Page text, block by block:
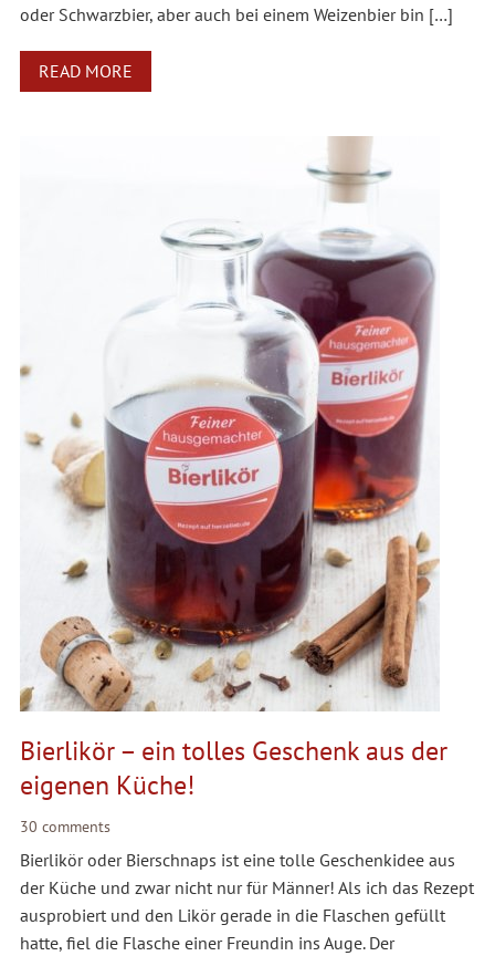
oder Schwarzbier, aber auch bei einem Weizenbier bin […]
READ MORE
Bierlikör – ein tolles Geschenk aus der
eigenen Küche!
30 comments
Bierlikör oder Bierschnaps ist eine tolle Geschenkidee aus
der Küche und zwar nicht nur für Männer! Als ich das Rezept
ausprobiert und den Likör gerade in die Flaschen gefüllt
hatte, fiel die Flasche einer Freundin ins Auge. Der